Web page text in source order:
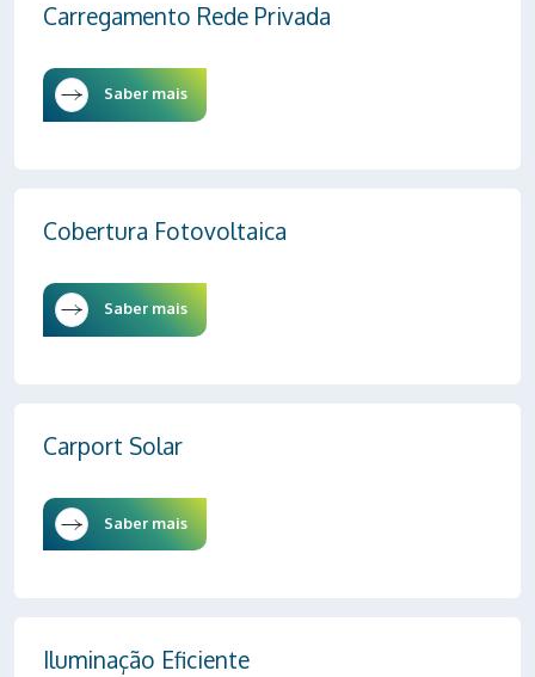
Carregamento Rede Privada
Saber mais
Cobertura Fotovoltaica
Saber mais
Carport Solar
Saber mais
Iluminação Eficiente